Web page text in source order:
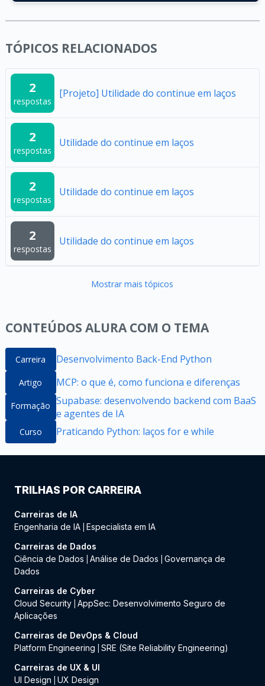
TÓPICOS RELACIONADOS
2
respostas
[Projeto] Utilidade do continue em laços
2
respostas
Utilidade do continue em laços
2
respostas
Utilidade do continue em laços
2
respostas
Utilidade do continue em laços
Mostrar mais tópicos
CONTEÚDOS ALURA COM O TEMA
Carreira Desenvolvimento Back-End Python
Artigo MCP: o que é, como funciona e diferenças
Formação Supabase: desenvolvendo backend com BaaS
e agentes de IA
Curso Praticando Python: laços for e while
TRILHAS POR CARREIRA
Carreiras de IA
Engenharia de IA Especialista em IA
Carreiras de Dados
Ciência de Dados
Análise de Dados
Governança de
Dados
Carreiras de Cyber
Cloud Security AppSec: Desenvolvimento Seguro de
Aplicações
Carreiras de DevOps & Cloud
Platform Engineering
SRE (Site Reliability Engineering)
Carreiras de UX & UI
UI Design
UX Design